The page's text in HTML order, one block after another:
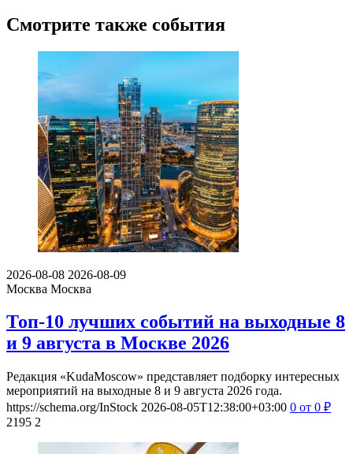
Смотрите также события
2026-08-08 2026-08-09
Москва Москва
Топ-10 лучших событий на выходные 8
и 9 августа в Москве 2026
Редакция «KudaMoscow» представляет подборку интересных
мероприятий на выходные 8 и 9 августа 2026 года.
https://schema.org/InStock 2026-08-05T12:38:00+03:00 0 от 0 ₽
2195 2